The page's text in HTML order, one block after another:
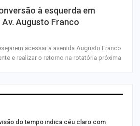
à esquerda em
Augusto Franco
acessar a avenida Augusto Franco
e realizar o retorno na rotatória próxima
do tempo indica céu claro com